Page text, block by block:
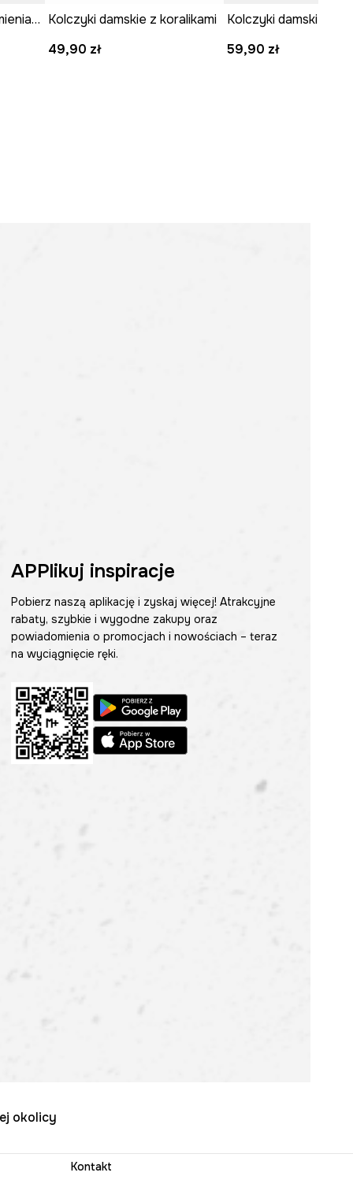
Kolczyki damskie z kamieniami naturalnymi Kolczyki damskie z koralikami
49,90 zł
59,90 zł
APPlikuj inspiracje
Pobierz naszą aplikację i zyskaj więcej! Atrakcyjne
rabaty, szybkie i wygodne zakupy oraz
powiadomienia o promocjach i nowościach – teraz
na wyciągnięcie ręki.
okolicy
Kontakt